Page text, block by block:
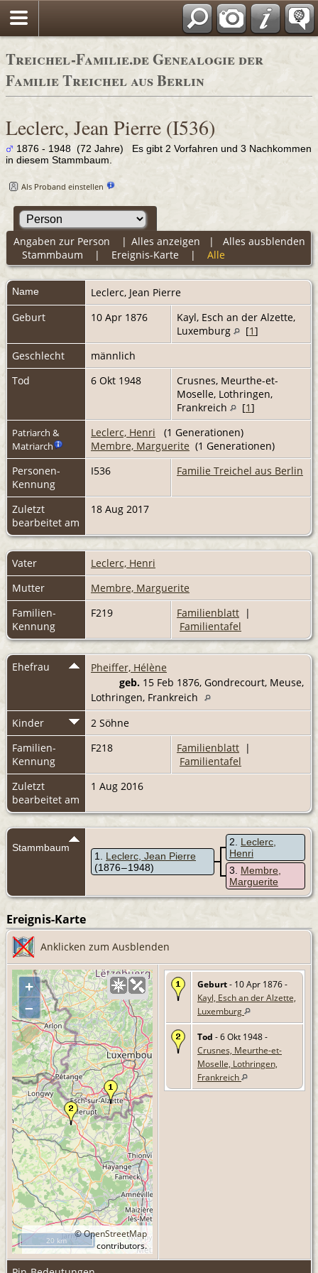
Adressbücher
Treichel-Familie.de Genealogie der
Familie Treichel aus Berlin
Leclerc, Jean Pierre (I536)
1876 - 1948 (72 Jahre) Es gibt 2 Vorfahren und 3 Nachkommen
in diesem Stammbaum.
Als Proband einstellen
Alles anzeigen | Alles ausblenden
Angaben zur Person |
Stammbaum | Ereignis-Karte | Alle
Name Leclerc, Jean Pierre
Geburt
10 Apr 1876
Kayl, Esch an der Alzette,
Luxemburg
[1]
Geschlecht
männlich
Tod
6 Okt 1948
Crusnes, Meurthe-et-
Moselle, Lothringen,
Frankreich
[1]
Patriarch &
Matriarch
Leclerc, Henri (1 Generationen)
Membre, Marguerite (1 Generationen)
Personen-
Kennung
I536 Familie Treichel aus Berlin
Zuletzt
bearbeitet am
18 Aug 2017
Vater
Leclerc, Henri
Mutter
Membre, Marguerite
Familien-
Kennung
F219 Familienblatt |
Familientafel
Ehefrau
Pheiffer, Hélène
geb. 15 Feb 1876, Gondrecourt, Meuse,
Lothringen, Frankreich
Kinder
2 Söhne
Familien-
Kennung
F218 Familienblatt |
Familientafel
Zuletzt
bearbeitet am
1 Aug 2016
Stammbaum
1
Leclerc, Jean Pierre
(1876 – 1948)
2
Leclerc,
Henri
3
Membre,
Marguerite
Ereignis-Karte
Anklicken zum Ausblenden
+
–
©OpenStreetMap
contributors.
20 km
Geburt- 10 Apr 1876 -
Kayl, Esch an der Alzette,
Luxemburg
Tod - 6 Okt 1948 -
Crusnes, Meurthe-et-
Moselle, Lothringen,
Frankreich